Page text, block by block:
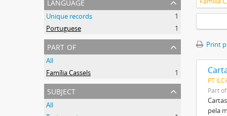
Unique records
1
Portuguese
1
part of
All
Família Cassels
1
subject
All
Print
PT
Part of
pela